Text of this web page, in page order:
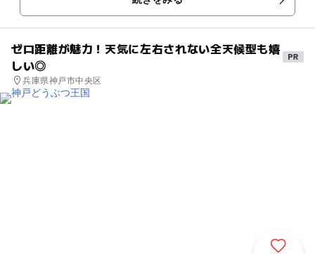
ゼロ距離が魅力！天気に左右されない全天候型も嬉
しい◎
兵庫県神戸市中央区